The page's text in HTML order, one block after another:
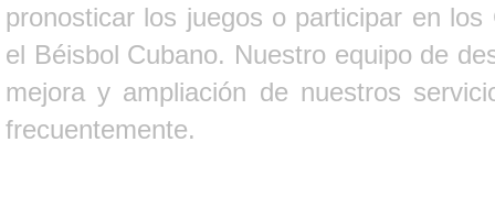
pronosticar los juegos o participar en
el Béisbol Cubano. Nuestro equipo de
mejora y ampliación de nuestros
frecuentemente.